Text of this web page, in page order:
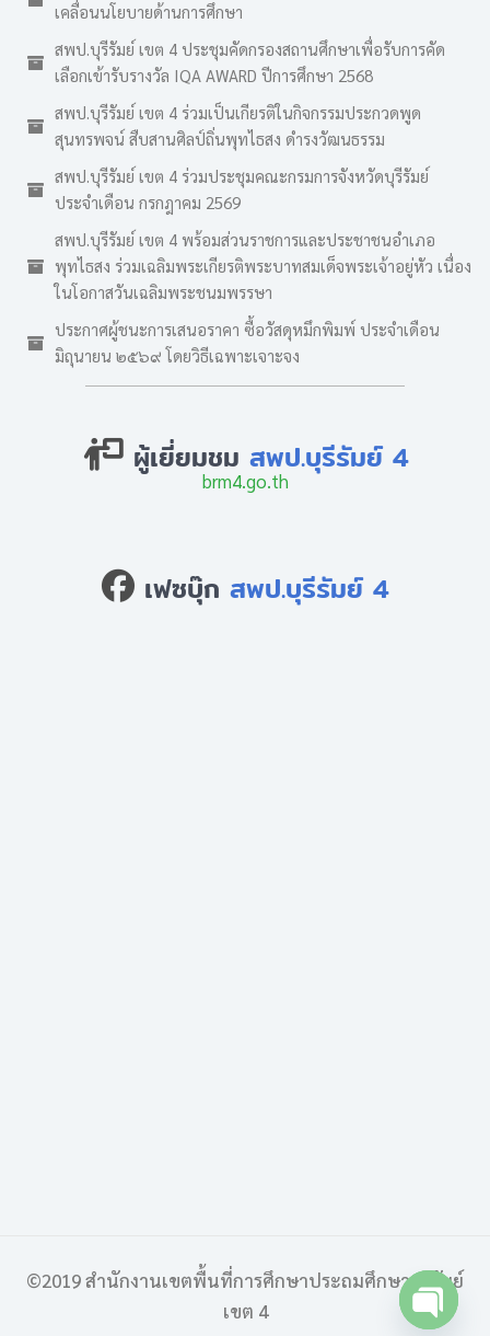
เคลื่อนนโยบายด้านการศึกษา
สพป.บุรีรัมย์ เขต 4 ประชุมคัดกรองสถานศึกษาเพื่อรับการคัด
เลือกเข้ารับรางวัล IQA AWARD ปีการศึกษา 2568
สพป.บุรีรัมย์ เขต 4 ร่วมเป็นเกียรติในกิจกรรมประกวดพูด
สุนทรพจน์ สืบสานศิลป์ถิ่นพุทไธสง ดำรงวัฒนธรรม
สพป.บุรีรัมย์ เขต 4 ร่วมประชุมคณะกรมการจังหวัดบุรีรัมย์
ประจำเดือน กรกฎาคม 2569
สพป.บุรีรัมย์ เขต 4 พร้อมส่วนราชการและประชาชนอำเภอ
พุทไธสง ร่วมเฉลิมพระเกียรติพระบาทสมเด็จพระเจ้าอยู่หัว เนื่อง
ในโอกาสวันเฉลิมพระชนมพรรษา
ประกาศผู้ชนะการเสนอราคา ซื้อวัสดุหมึกพิมพ์ ประจำเดือน
มิถุนายน ๒๕๖๙ โดยวิธีเฉพาะเจาะจง
ผู้เยี่ยมชม สพป.บุรีรัมย์ 4
brm4.go.th
เฟซบุ๊ก สพป.บุรีรัมย์ 4
©2019 สำนักงานเขตพื้นที่การศึกษาประถมศึกษาบุรีรัมย์
เขต 4
Open